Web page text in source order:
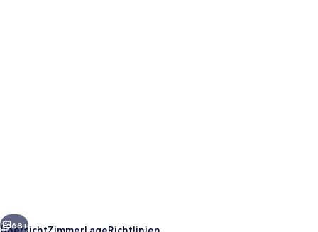
Weiter
68+